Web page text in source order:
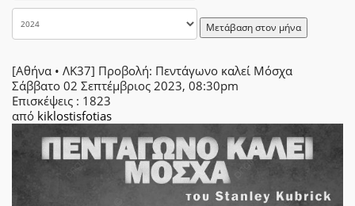
Μετάβαση στον μήνα
[Αθήνα • ΛΚ37] Προβολή: Πεντάγωνο καλεί Μόσχα
Σάββατο 02 Σεπτέμβριος 2023, 08:30pm
Επισκέψεις : 1823
από kiklostisfotias